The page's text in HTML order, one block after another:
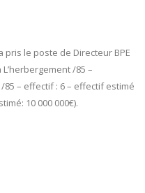
pris le poste de Directeur BPE
/85 –
– effectif : 6 – effectif estimé
10 000 000€).